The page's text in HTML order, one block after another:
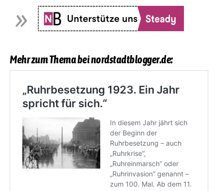
Mehr zum Thema bei nordstadtblogger.de: